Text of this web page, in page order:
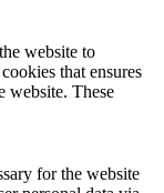
website to
that ensures
website. These
for the website